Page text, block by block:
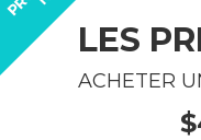
LES
ACHETER